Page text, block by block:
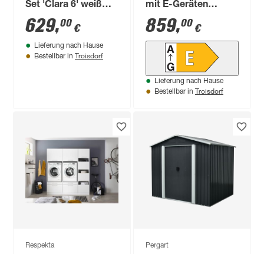
Set 'Clara 6' weiß
matt 117,4 x 200 x
67,6 cm
629,00 €
Lieferung nach Hause
Bestellbar in Troisdorf
mit E-Geräten
grau/weiß 180 cm
859,00 €
Lieferung nach Hause
Bestellbar in Troisdorf
Respekta Pergart